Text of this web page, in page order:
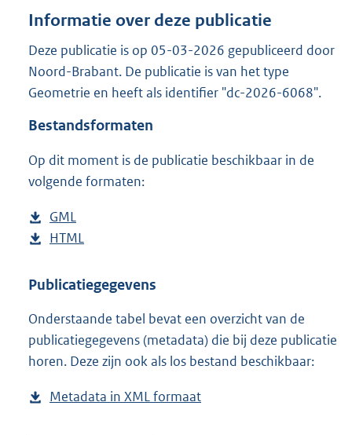
n
s
r
o
e
Informatie over deze publicatie
Deze publicatie is op 05-03-2026 gepubliceerd door
Noord-Brabant. De publicatie is van het type
Geometrie en heeft als identifier "dc-2026-6068".
Bestandsformaten
Op dit moment is de publicatie beschikbaar in de
volgende formaten:
D
o
n
o
a
d
u
GML
e
t
n
d
s
r
D
w
l
o
a
p
HTML
s
a
n
d
g
Publicatiegegevens
Onderstaande tabel bevat een overzicht van de
publicatiegegevens (metadata) die bij deze publicatie
horen. Deze zijn ook als los bestand beschikbaar:
Metadata in XML formaat